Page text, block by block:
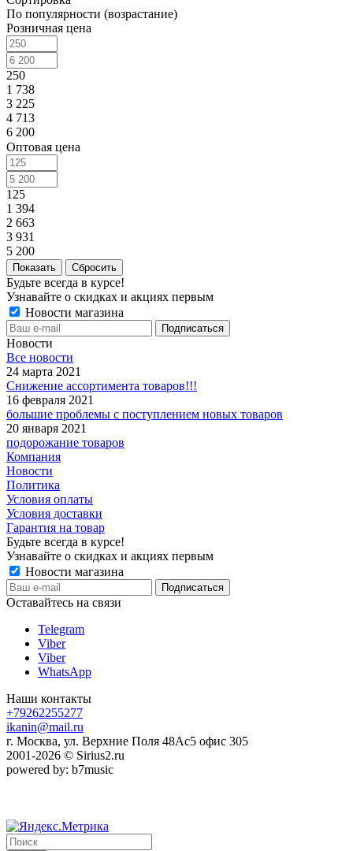
По популярности (возрастание)
Розничная цена
250
1 738
3 225
4 713
6 200
Оптовая цена
125
1 394
2 663
3 931
5 200
Сбросить
Будьте всегда в курсе!
Узнавайте о скидках и акциях первым
Новости магазина
Новости
Все новости
24 марта 2021
Снижение ассортимента товаров!!!
16 февраля 2021
большие проблемы с поступлением новых товаров
20 января 2021
подорожание товаров
Компания
Новости
Политика
Условия оплаты
Условия доставки
Гарантия на товар
Будьте всегда в курсе!
Узнавайте о скидках и акциях первым
Новости магазина
Оставайтесь на связи
Telegram
Viber
Viber
WhatsApp
Наши контакты
+79262255277
ikanin@mail.ru
г. Москва, ул. Верхние Поля 48Ас5 офис 305
2001-2026 © Sirius2.ru
powered by: b7music